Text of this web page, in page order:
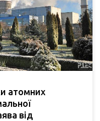
атомних
від